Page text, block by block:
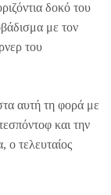
δοκό του
με τον
του
αυτή τη φορά με
και την
τελευταίος